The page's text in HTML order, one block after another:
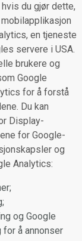
du gjør dette,
en tjeneste
servere i USA.
brukere og
Google
for å forstå
Du kan
Display-
for Google-
og
Analytics:
og Google
å annonser